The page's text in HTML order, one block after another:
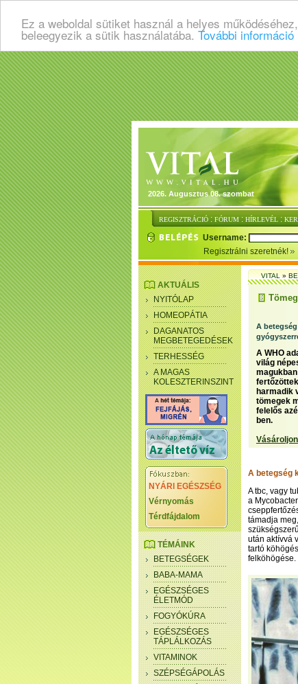
Ez a weboldal sütiket használ a helyes
beleegyezik a sütik használatába. További információ
2026. Augusztus 08. szombat
REGISZTRÁCIÓ : FÓRUM : HÍRLEVÉL :
Username:
Regisztrálni szeretnék!
AKTUÁLIS
NYITÓLAP
HOMEOPÁTIA
DAGANATOS
MEGBETEGEDÉSEK
TERHESSÉG
A MAGAS
KOLESZTERINSZINT
NYÁRI EGÉSZSÉG
Vérnyomás
Térdfájdalom
TÉMÁINK
BETEGSÉGEK
BABA-MAMA
EGÉSZSÉGES
ÉLETMÓD
FOGYÓKÚRA
EGÉSZSÉGES
TÁPLÁLKOZÁS
VITAMINOK
SZÉPSÉGÁPOLÁS
VITAL»
A
A WHO
világ
harmadik
tömegek
felelős
ben.
A betegség
A tbc, vagy
a
támadja
után aktívvá
tartó
felköhögése.